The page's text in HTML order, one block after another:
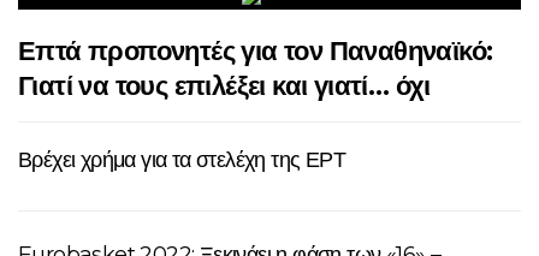
Επτά προπονητές για τον Παναθηναϊκό:
Γιατί να τους επιλέξει και γιατί… όχι
Βρέχει χρήμα για τα στελέχη της ΕΡΤ